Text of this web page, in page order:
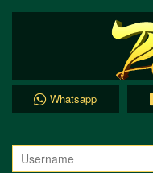
Whatsapp